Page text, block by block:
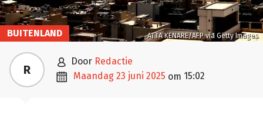
ATTA KENARE/AFP via Getty Images
BUITENLAND
R  door Redactie
 maandag 23 juni 2025 om 15:02